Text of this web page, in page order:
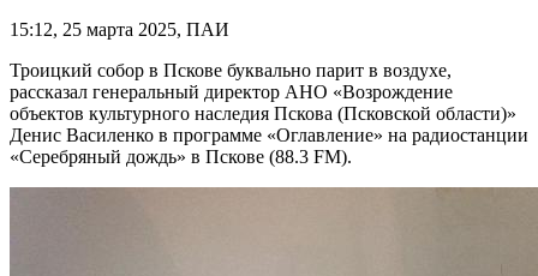
15:12, 25 марта 2025, ПАИ
Троицкий собор в Пскове буквально парит в воздухе,
рассказал генеральный директор АНО «Возрождение
объектов культурного наследия Пскова (Псковской области)»
Денис Василенко в программе «Оглавление» на радиостанции
«Серебряный дождь» в Пскове (88.3 FM).